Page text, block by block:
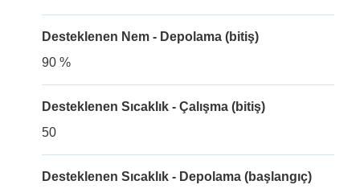
Desteklenen Nem - Depolama (bitiş)
90 %
Desteklenen Sıcaklık - Çalışma (bitiş)
50
Desteklenen Sıcaklık - Depolama (başlangıç)